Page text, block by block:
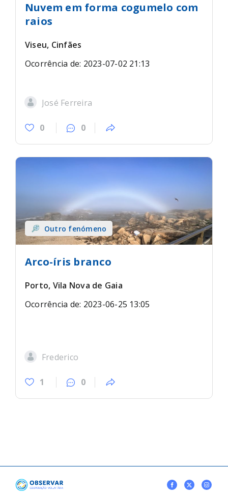
Nuvem em forma cogumelo com
raios
Viseu, Cinfães
Ocorrência de: 2023-07-02 21:13
José Ferreira
0 0
Outro fenómeno
Arco-íris branco
Porto, Vila Nova de Gaia
Ocorrência de: 2023-06-25 13:05
Frederico
1 0